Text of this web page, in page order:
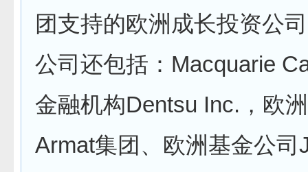
团支持的欧洲成长投资公
公司还包括：Macquarie
金融机构Dentsu Inc.，欧
Armat集团、欧洲基金公司